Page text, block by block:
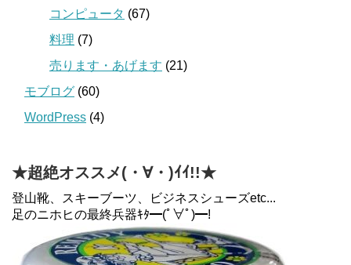
コンピュータ (67)
料理 (7)
売ります・あげます (21)
モブログ (60)
WordPress (4)
★超絶オススメ(・∀・)ｲｲ!!★
登山靴、スキーブーツ、ビジネスシューズetc...
足のニホヒの最終兵器ｷﾀ━(ﾟ∀ﾟ)━!